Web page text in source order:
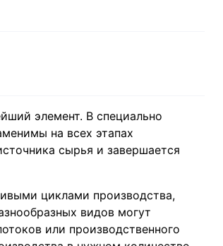
элемент. В специально
на всех этапах
сырья и завершается
циклами производства,
видов могут
или производственного